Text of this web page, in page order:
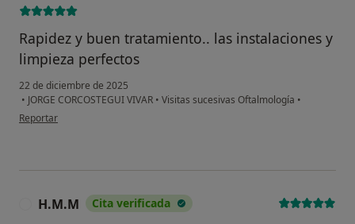
Rapidez y buen tratamiento.. las instalaciones y
limpieza perfectos
22 de diciembre de 2025
• JORGE CORCOSTEGUI VIVAR • Visitas sucesivas Oftalmología •
en opinión del usuario Fernando Corcostegui Pardo
Reportar
H.M.M Cita verificada